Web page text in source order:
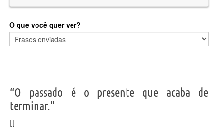
O que você quer ver?
“O passado é o presente que acaba de
terminar.”